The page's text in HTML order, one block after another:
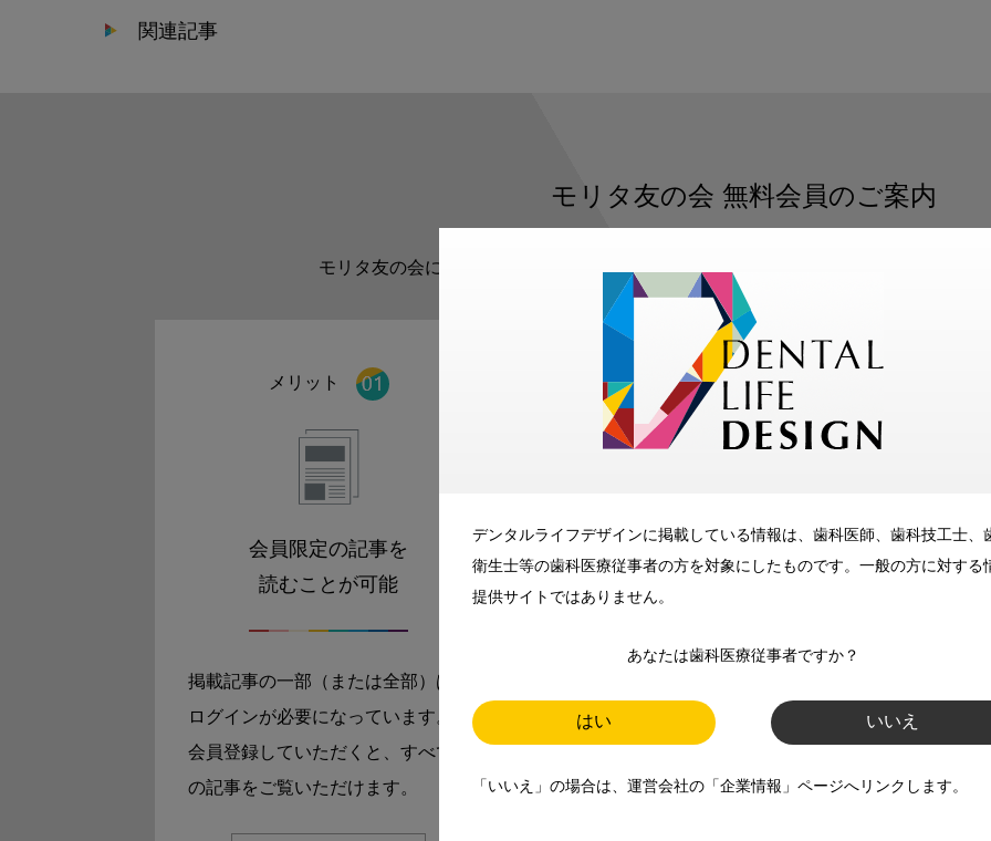
デンタルライフデザインに掲載している情報は、歯科医師、歯科技工士、
衛生士等の歯科医療従事者の方を対象にしたものです。一般の方に対する
提供サイトではありません。
あなたは歯科医療従事者ですか？
はい いいえ
「いいえ」の場合は、運営会社の「企業情報」ページへリンクします。
関連記事
モリタ友の会 無料会員のご案内
モリタ友の会に登録いただくと、デンタルライフデザインをもっと便利にご利用い
メリット
会員限定の記事を
読むことが可能
掲載記事の一部（または全部）は
ログインが必要になっています。
会員登録していただくと、すべて
の記事をご覧いただけます。
メリット
メールマガジンでお届け
師、歯科衛生士、歯科技工士）に
お届けします。